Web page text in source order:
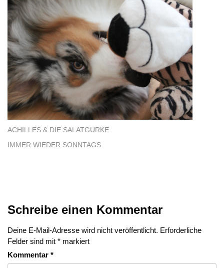
ACHILLES & DIE SALATGURKE
IMMER WIEDER SONNTAGS
Schreibe einen Kommentar
Deine E-Mail-Adresse wird nicht veröffentlicht. Erforderliche
Felder sind mit * markiert
Kommentar *